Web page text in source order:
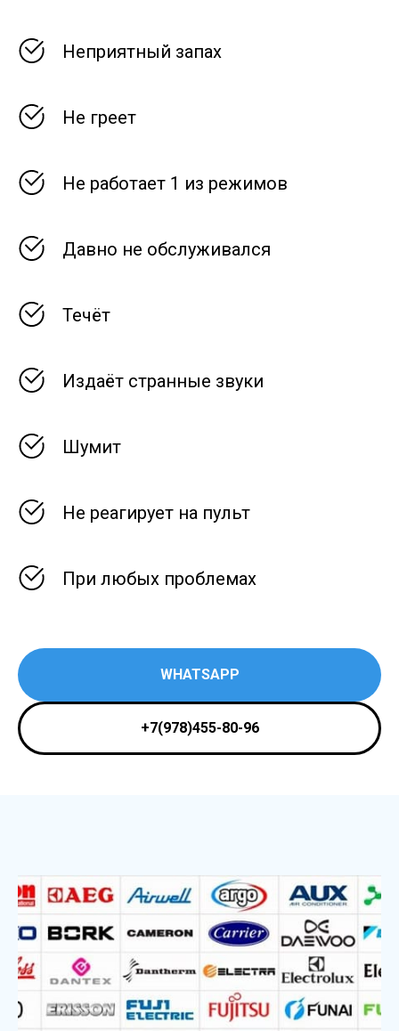
Неприятный запах
Не греет
Не работает 1 из режимов
Давно не обслуживался
Течёт
Издаёт странные звуки
Шумит
Не реагирует на пульт
При любых проблемах
WHATSAPP
+7(978)455-80-96